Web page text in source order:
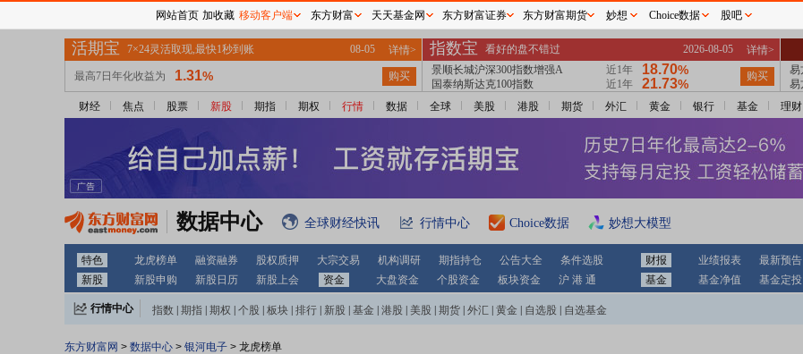
财经 焦点 股票 新股 期指 期权 行情 数据 全球 美股 港股 期货 外汇 黄金 银行 基金 理财
数据中心 全球财经快讯 行情中心 Choice数据 妙想大模型
特色 龙虎榜单 融资融券 股权质押 大宗交易 机构调研 期指持仓 公告大全 条件选股 财报 业绩报表 最新预告
新股
新股申购 新股日历 新股上会 资金 大盘资金 个股资金 板块资金 沪 港 通 基金 基金净值 基金定投
行情中心 指数 期指 期权 个股 板块 排行 新股 基金 港股 美股 期货 外汇 黄金 自选股 自选基金
东方财富网 > 数据中心 > 银河电子 > 龙虎榜单
网站首页 加收藏 移动客户端 东方财富 天天基金网 东方财富证券 东方财富期货 妙想 Choice数据 股吧